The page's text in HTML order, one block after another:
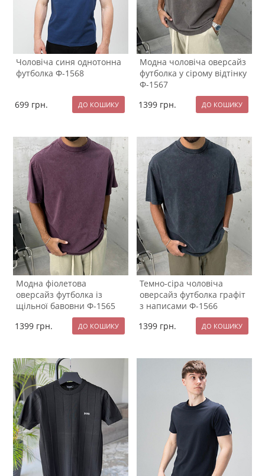
Чоловіча синя однотонна
футболка Ф-1568
699 грн.
Модна чоловіча оверсайз
футболка у сірому відтінку
Ф-1567
1399 грн.
Модна фіолетова
оверсайз футболка із
щільної бавовни Ф-1565
1399 грн.
Темно-сіра чоловіча
оверсайз футболка графіт
з написами Ф-1566
1399 грн.